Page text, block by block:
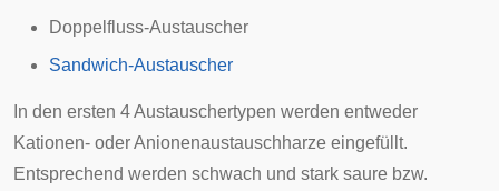
Doppelfluss-Austauscher
Sandwich-Austauscher
In den ersten 4 Austauschertypen werden entweder
Kationen- oder Anionenaustauschharze eingefüllt.
Entsprechend werden schwach und stark saure bzw.